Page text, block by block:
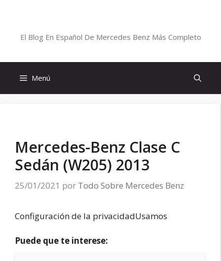
El Blog En Español De Mercedes Benz Más Completo
Menú
Mercedes-Benz Clase C
Sedán (W205) 2013
25/01/2021 por Todo Sobre Mercedes Benz
Configuración de la privacidadUsamos
Puede que te interese: